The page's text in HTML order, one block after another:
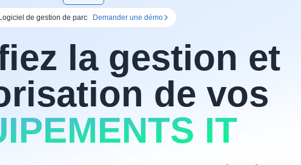
Logiciel de gestion de parc Demander une démo
la gestion et
de vos
IT